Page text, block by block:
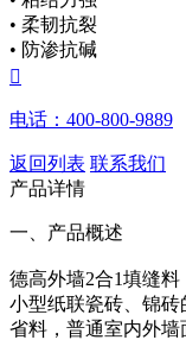
• 柔韧抗裂
• 防渗抗碱

电话：400-800-9889
返回列表 联系我们
产品详情
一、产品概述
德高外墙2合1填缝
小型纸联瓷砖、锦砖
省料，普通室内外